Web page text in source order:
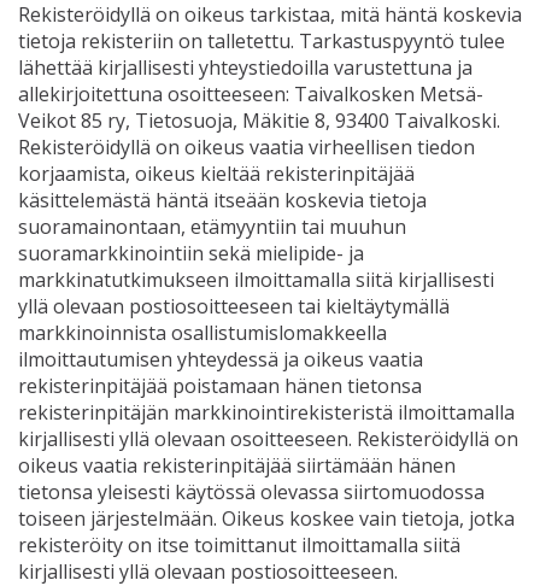
Rekisteröidyllä on oikeus tarkistaa, mitä häntä koskevia
tietoja rekisteriin on talletettu. Tarkastuspyyntö tulee
lähettää kirjallisesti yhteystiedoilla varustettuna ja
allekirjoitettuna osoitteeseen: Taivalkosken Metsä-
Veikot 85 ry, Tietosuoja, Mäkitie 8, 93400 Taivalkoski.
Rekisteröidyllä on oikeus vaatia virheellisen tiedon
korjaamista, oikeus kieltää rekisterinpitäjää
käsittelemästä häntä itseään koskevia tietoja
suoramainontaan, etämyyntiin tai muuhun
suoramarkkinointiin sekä mielipide- ja
markkinatutkimukseen ilmoittamalla siitä kirjallisesti
yllä olevaan postiosoitteeseen tai kieltäytymällä
markkinoinnista osallistumislomakkeella
ilmoittautumisen yhteydessä ja oikeus vaatia
rekisterinpitäjää poistamaan hänen tietonsa
rekisterinpitäjän markkinointirekisteristä ilmoittamalla
kirjallisesti yllä olevaan osoitteeseen. Rekisteröidyllä on
oikeus vaatia rekisterinpitäjää siirtämään hänen
tietonsa yleisesti käytössä olevassa siirtomuodossa
toiseen järjestelmään. Oikeus koskee vain tietoja, jotka
rekisteröity on itse toimittanut ilmoittamalla siitä
kirjallisesti yllä olevaan postiosoitteeseen.